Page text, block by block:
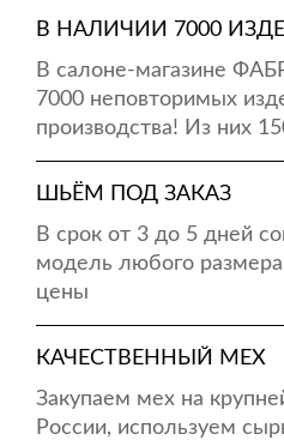
В НАЛИЧИИ 7000
В салоне-магазине
7000 неповторимых
производства! Из них
ШЬЁМ ПОД ЗАКАЗ
В срок от 3 до 5 дней
модель любого
цены
КАЧЕСТВЕННЫЙ МЕХ
Закупаем мех на
России, используем